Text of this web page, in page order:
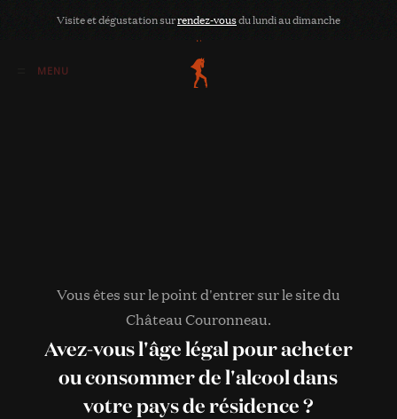
Visite et dégustation surrendez-vousdu lundi au dimanche
«Le Fougueux» a été ajouté à votre panier.
Le Fougueux
2024
Vous êtes sur le point d'entrer sur le site du
Château Couronneau.
Avez-vous l'âge légal pour acheter
ou consommer de l'alcool dans
votre pays de résidence ?